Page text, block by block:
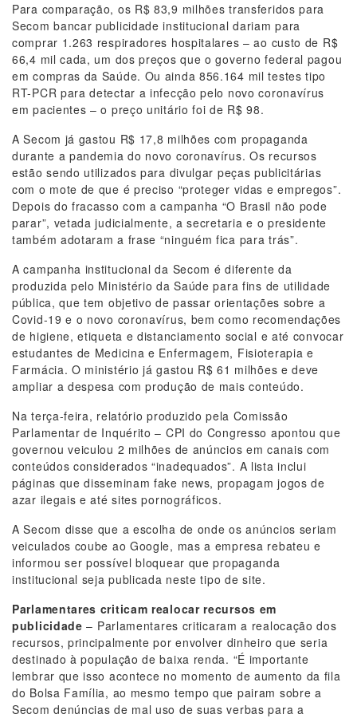
Para comparação, os R$ 83,9 milhões transferidos para
Secom bancar publicidade institucional dariam para
comprar 1.263 respiradores hospitalares – ao custo de R$
66,4 mil cada, um dos preços que o governo federal pagou
em compras da Saúde. Ou ainda 856.164 mil testes tipo
RT-PCR para detectar a infecção pelo novo coronavírus
em pacientes – o preço unitário foi de R$ 98.
A Secom já gastou R$ 17,8 milhões com propaganda
durante a pandemia do novo coronavírus. Os recursos
estão sendo utilizados para divulgar peças publicitárias
com o mote de que é preciso “proteger vidas e empregos”.
Depois do fracasso com a campanha “O Brasil não pode
parar”, vetada judicialmente, a secretaria e o presidente
também adotaram a frase “ninguém fica para trás”.
A campanha institucional da Secom é diferente da
produzida pelo Ministério da Saúde para fins de utilidade
pública, que tem objetivo de passar orientações sobre a
Covid-19 e o novo coronavírus, bem como recomendações
de higiene, etiqueta e distanciamento social e até convocar
estudantes de Medicina e Enfermagem, Fisioterapia e
Farmácia. O ministério já gastou R$ 61 milhões e deve
ampliar a despesa com produção de mais conteúdo.
Na terça-feira, relatório produzido pela Comissão
Parlamentar de Inquérito – CPI do Congresso apontou que
governou veiculou 2 milhões de anúncios em canais com
conteúdos considerados “inadequados”. A lista inclui
páginas que disseminam fake news, propagam jogos de
azar ilegais e até sites pornográficos.
A Secom disse que a escolha de onde os anúncios seriam
veiculados coube ao Google, mas a empresa rebateu e
informou ser possível bloquear que propaganda
institucional seja publicada neste tipo de site.
Parlamentares criticam realocar recursos em
publicidade – Parlamentares criticaram a realocação dos
recursos, principalmente por envolver dinheiro que seria
destinado à população de baixa renda. “É importante
lembrar que isso acontece no momento de aumento da fila
do Bolsa Família, ao mesmo tempo que pairam sobre a
Secom denúncias de mal uso de suas verbas para a